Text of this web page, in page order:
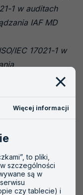
1 w auditach
IAF MD
IEC 17021-1 w
przejścia na
przejścia na
IAF
Więcej informacji
to pliki,
szczególności
są w
czy tablecie) i